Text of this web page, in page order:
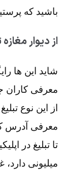
باشید که
از دیوار
شاید این ها
معرفی کاران
از این نوع
معرفی آدرس
تا تبلیغ در
میلیونی